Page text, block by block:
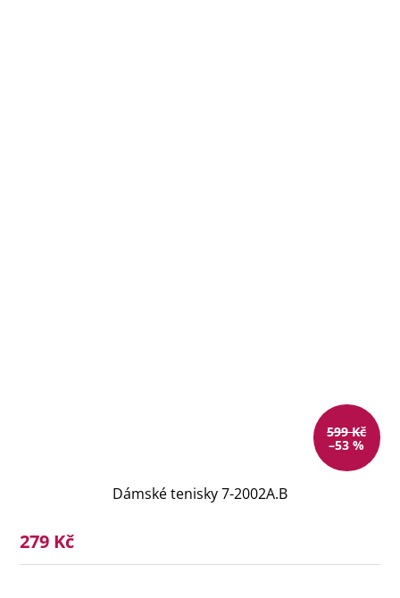
599 Kč
–53 %
Dámské tenisky 7-2002A.B
279 Kč